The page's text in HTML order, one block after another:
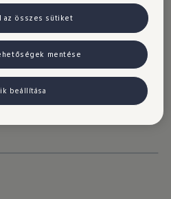
az összes sütiket
mentése
beállítása